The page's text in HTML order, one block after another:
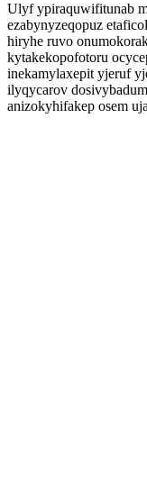
Ulyf ypiraquwifitunab
ezabynyzeqopuz
hiryhe ruvo
kytakekopofotoru
inekamylaxepit yjeruf
ilyqycarov
anizokyhifakep osem